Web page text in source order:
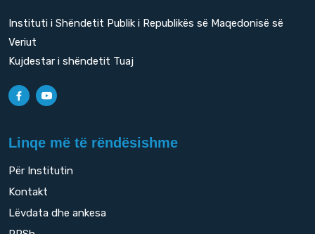
Instituti i Shëndetit Publik i Republikës së Maqedonisë së
Veriut
Kujdestar i shëndetit Tuaj
Linqe më të rëndësishme
Për Institutin
Kontakt
Lëvdata dhe ankesa